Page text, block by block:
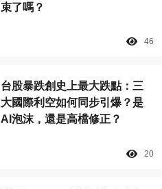
束了嗎？
46
台股暴跌創史上最大跌點：三
大國際利空如何同步引爆？是
AI泡沫，還是高檔修正？
20